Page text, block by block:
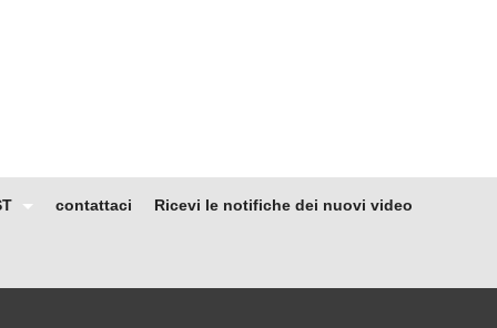
contattaci Ricevi le notifiche dei nuovi video